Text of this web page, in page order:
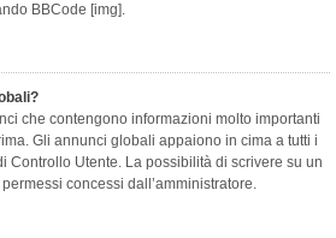
BBCode [img].
che contengono informazioni molto importanti
Gli annunci globali appaiono in cima a tutti i
Controllo Utente. La possibilità di scrivere su un
concessi dall’amministratore.